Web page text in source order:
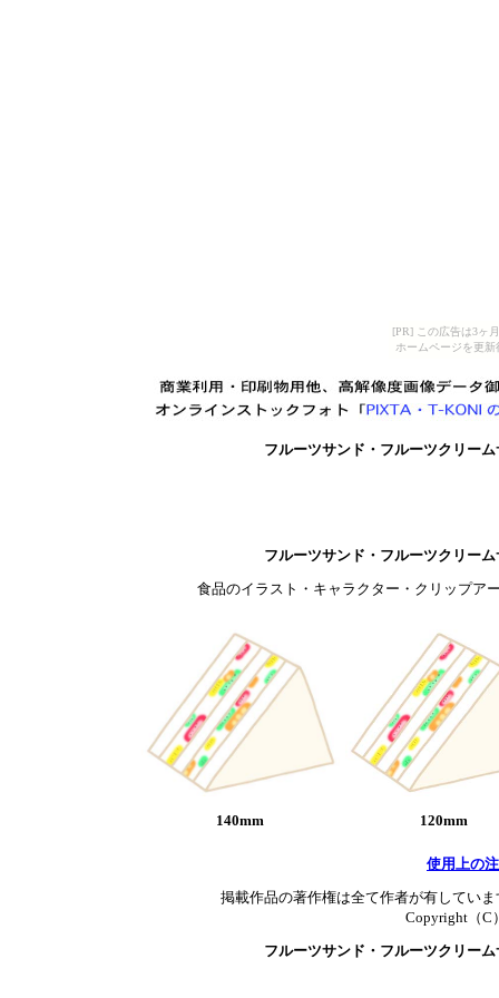
[PR] この広告は3ヶ
ホームページを更
フルーツサンド・フルーツクリー
フルーツサンド・フルーツクリー
食品のイラスト・キャラクター・クリップア
140mm 120mm
使用上の
掲載作品の著作権は全て作者が有してい
Copyright（C
フルーツサンド・フルーツクリー